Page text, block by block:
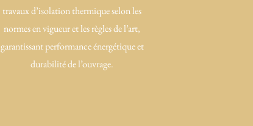
travaux d’isolation thermique selon les
normes en vigueur et les règles de l’art,
garantissant performance énergétique et
durabilité de l’ouvrage.